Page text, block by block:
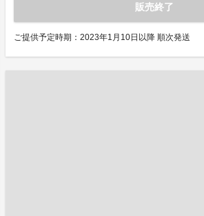
販売終了
ご提供予定時期：2023年1月10日以降 順次発送